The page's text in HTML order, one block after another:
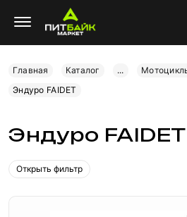
Главная Каталог ...
Эндуро FAIDET
Эндуро FAIDET
Открыть фильтр